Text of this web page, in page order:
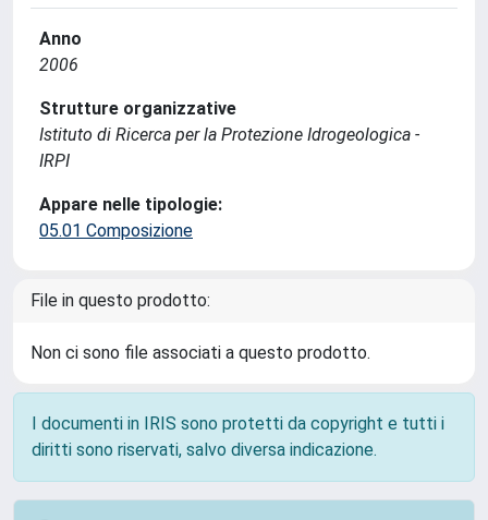
Anno
2006
Strutture organizzative
Istituto di Ricerca per la Protezione Idrogeologica -
IRPI
Appare nelle tipologie:
05.01 Composizione
File in questo prodotto:
Non ci sono file associati a questo prodotto.
I documenti in IRIS sono protetti da copyright e tutti i
diritti sono riservati, salvo diversa indicazione.